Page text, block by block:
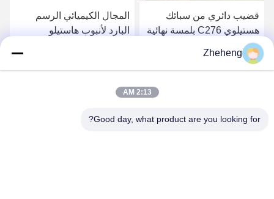
قضيب دائري من سبائك
هستيلوي C276 بلمسة نهائية
ملحوم N10276 / 2.4819
احصل على افضل سعر
المجال الكيميائي الرسم
البارد لأنبوب هاستيلو
احصل على افضل سعر
Zheheng
2:13 AM
Good day, what product are you looking for?